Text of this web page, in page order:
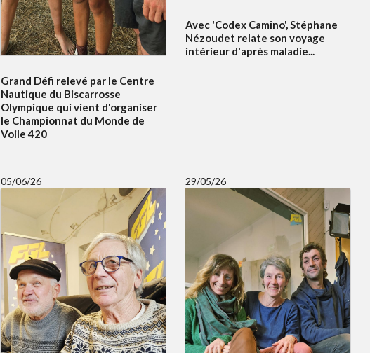
Grand Défi relevé par le Centre
Nautique du Biscarrosse
Olympique qui vient d'organiser
le Championnat du Monde de
Voile 420
Avec 'Codex Camino', Stéphane
Nézoudet relate son voyage
intérieur d'après maladie...
05/06/26 29/05/26